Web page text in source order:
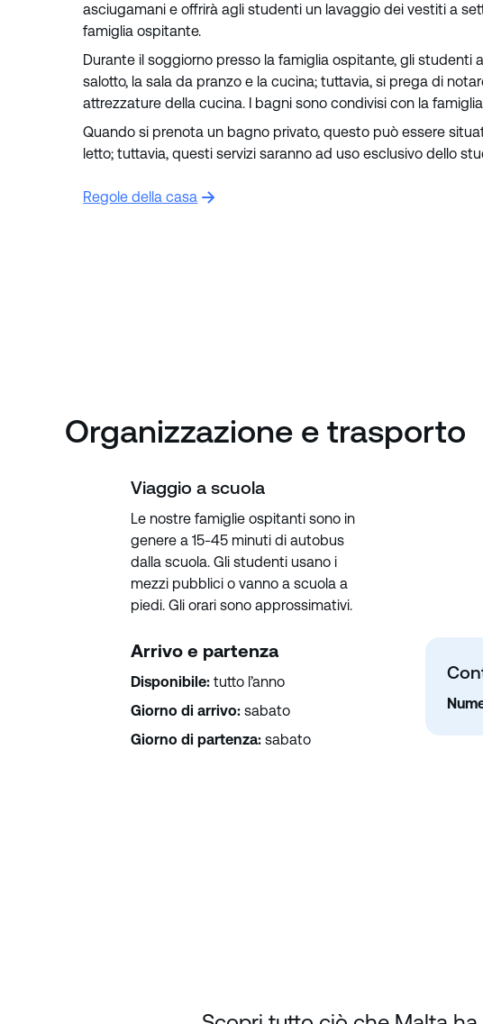
asciugamani e offrirà agli studenti un lavaggio dei vestiti a
famiglia ospitante.
Durante il soggiorno presso la famiglia ospitante, gli studenti
salotto, la sala da pranzo e la cucina; tuttavia, si prega di
attrezzature della cucina. I bagni sono condivisi con la
Quando si prenota un bagno privato, questo può essere
letto; tuttavia, questi servizi saranno ad uso esclusivo dello
Regole della casa
Organizzazione e trasporto
Viaggio a scuola
Le nostre famiglie ospitanti sono in
genere a 15-45 minuti di autobus
dalla scuola. Gli studenti usano i
mezzi pubblici o vanno a scuola a
piedi. Gli orari sono approssimativi.
Arrivo e partenza
Disponibile:tutto l’anno
Giorno di arrivo:sabato
Giorno di partenza:sabato